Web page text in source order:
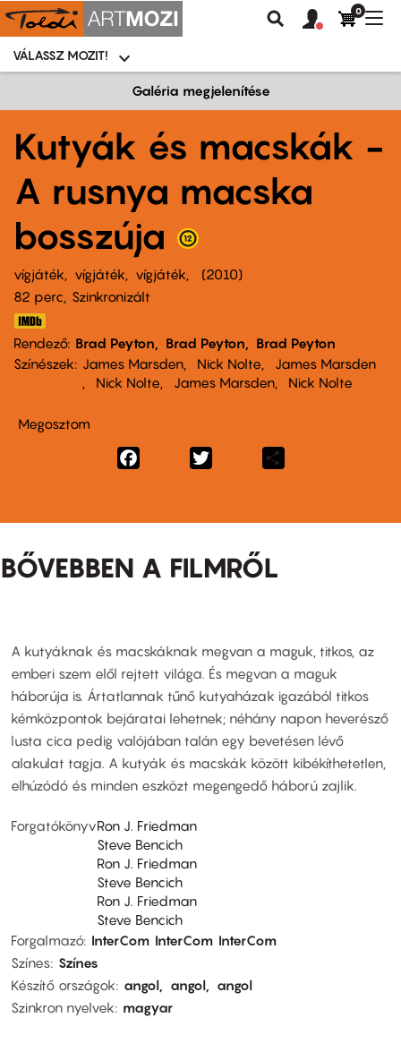
Moziválasztó
menü
VÁLASSZ MOZIT!
Keresés
Felhasználói
fiók
0
Galéria megjelenítése
Kutyák és macskák -
A rusnya macska
bosszúja
vígjáték vígjáték vígjáték
2010
82 perc,
Szinkronizált
Rendező Brad Peyton Brad Peyton
Brad Peyton
Színészek
James Marsden Nick Nolte
James Marsden
Nick Nolte
James Marsden Nick Nolte
Megosztom
Facebook
BŐVEBBEN A FILMRŐL
A kutyáknak és macskáknak megvan a maguk, titkos, az
emberi szem elől rejtett világa. És megvan a maguk
háborúja is. Ártatlannak tűnő kutyaházak igazából titkos
kémközpontok bejáratai lehetnek; néhány napon heverésző
lusta cica pedig valójában talán egy bevetésen lévő
alakulat tagja. A kutyák és macskák között kibékíthetetlen,
elhúzódó és minden eszközt megengedő háború zajlik.
ForgatókönyvRon J. Friedman
Steve Bencich
Ron J. Friedman
Steve Bencich
Ron J. Friedman
Steve Bencich
Forgalmazó InterCom InterCom InterCom
Színes Színes
Készítő országok
angol angol
angol
Szinkron nyelvek
magyar